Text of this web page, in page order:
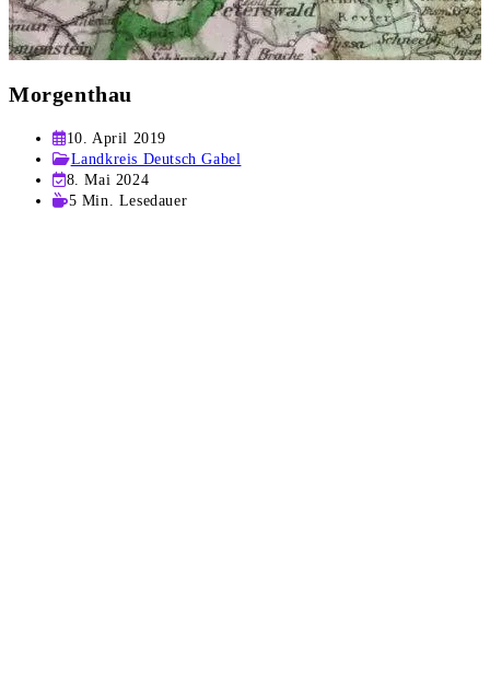
Morgenthau
Beitrag
veröffentlicht:
10. April 2019
Beitrags-
Kategorie:
Landkreis Deutsch Gabel
Beitrag
zuletzt
8. Mai 2024
Lesedauer:
5 Min. Lesedauer